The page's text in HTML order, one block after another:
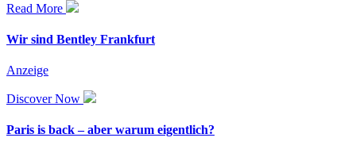
Read More
Wir sind Bentley Frankfurt
Anzeige
Discover Now
Paris is back – aber warum eigentlich?